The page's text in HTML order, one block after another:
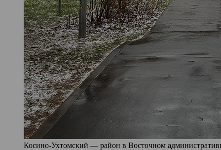
Косино-Ухтомский — район в Восточном